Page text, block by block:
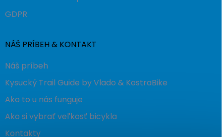
GDPR
NÁŠ PRÍBEH & KONTAKT
Náš príbeh
Kysucký Trail Guide by Vlado & KostraBike
Ako to u nás funguje
Ako si vybrať veľkosť bicykla
Kontakty